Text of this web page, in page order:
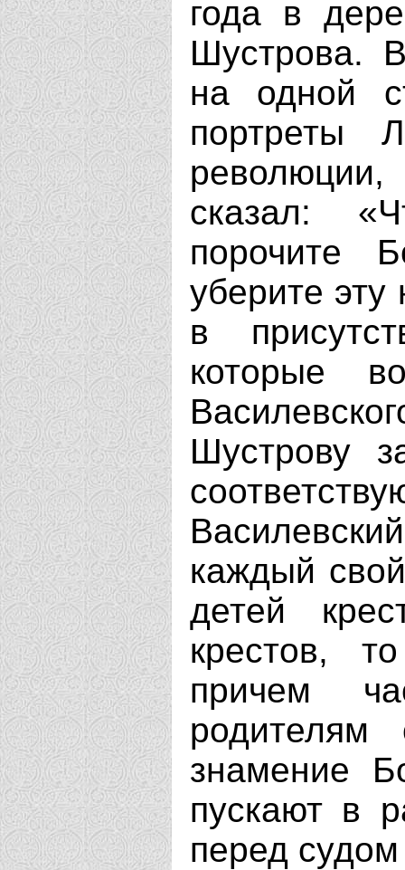
года в
Шустрова.
на одной
портреты
сказал:
порочите
уберите
в
которые
Шустрову
каждый
детей
крестов,
причем
знамение
пускают в
перед